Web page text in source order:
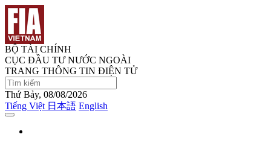
BỘ TÀI CHÍNH
CỤC ĐẦU TƯ NƯỚC NGOÀI
TRANG THÔNG TIN ĐIỆN TỬ
Thứ Bảy, 08/08/2026
Tiếng Việt 日本語 English